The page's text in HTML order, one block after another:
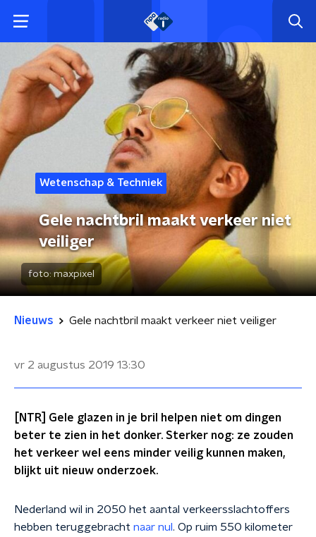
Wetenschap & Techniek
Gele nachtbril maakt verkeer niet
veiliger
foto: maxpixel
Nieuws Gele nachtbril maakt verkeer niet veiliger
vr 2 augustus 2019 13:30
[NTR] Gele glazen in je bril helpen niet om dingen
beter te zien in het donker. Sterker nog: ze zouden
het verkeer wel eens minder veilig kunnen maken,
blijkt uit nieuw onderzoek.
Nederland wil in 2050 het aantal verkeersslachtoffers
hebben teruggebracht naar nul . Op ruim 550 kilometer